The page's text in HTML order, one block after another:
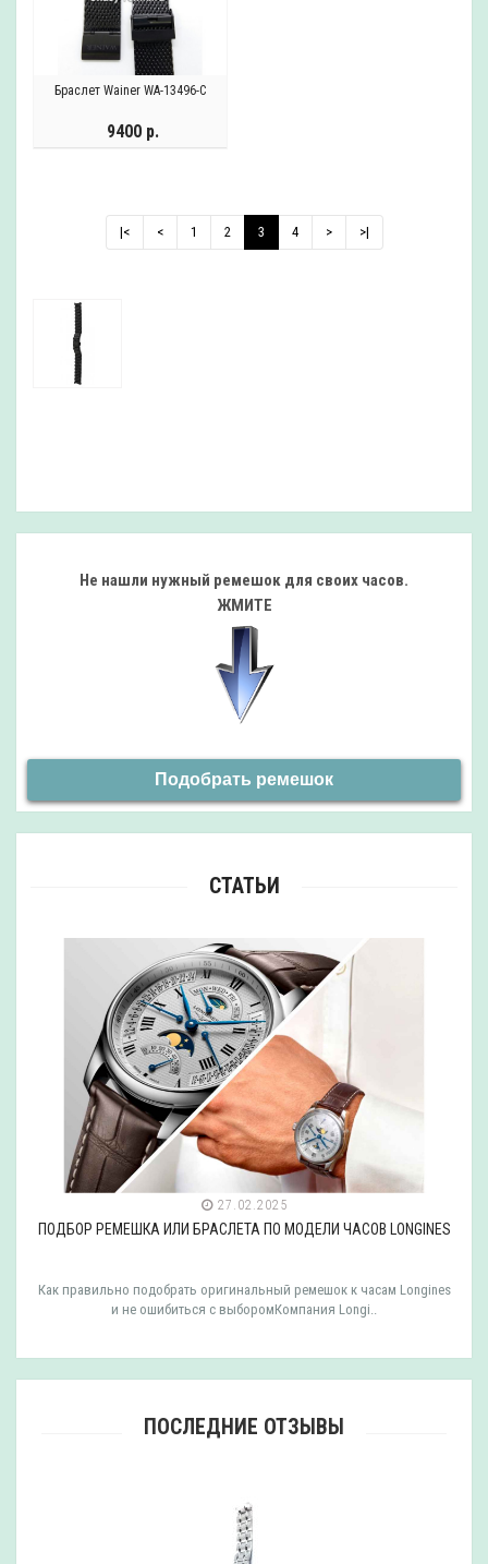
Браслет Wainer WA-13496-C
9400 р.
|< < 1 2 3 4 > >|
Не нашли нужный ремешок для своих часов.
ЖМИТЕ
Подобрать ремешок
СТАТЬИ
27.02.2025
ПОДБОР РЕМЕШКА ИЛИ БРАСЛЕТА ПО МОДЕЛИ ЧАСОВ LONGINES
Как правильно подобрать оригинальный ремешок к часам Longines
и не ошибиться с выборомКомпания Longi..
ПОСЛЕДНИЕ ОТЗЫВЫ